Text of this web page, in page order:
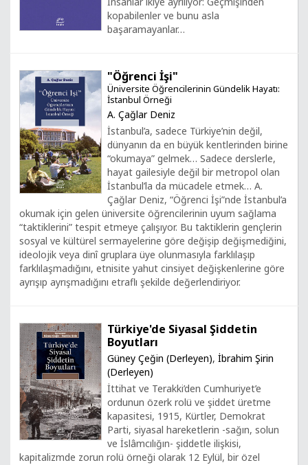
kopabilenler ve bunu asla
başaramayanlar…
"Öğrenci İşi"
Üniversite Öğrencilerinin Gündelik Hayatı:
İstanbul Örneği
A. Çağlar Deniz
İstanbul’a, sadece Türkiye’nin değil,
dünyanın da en büyük kentlerinden birine
“okumaya” gelmek… Sadece derslerle,
hayat gailesiyle değil bir metropol olan
İstanbul’la da mücadele etmek… A.
Çağlar Deniz, “Öğrenci İşi”nde İstanbul’a
okumak için gelen üniversite öğrencilerinin uyum sağlama
“taktiklerini” tespit etmeye çalışıyor. Bu taktiklerin gençlerin
sosyal ve kültürel sermayelerine göre değişip değişmediğini,
ideolojik veya dinî gruplara üye olunmasıyla farklılaşıp
farklılaşmadığını, etnisite yahut cinsiyet değişkenlerine göre
ayrışıp ayrışmadığını etraflı şekilde değerlendiriyor.
Türkiye'de Siyasal Şiddetin
Boyutları
Güney Çeğin (Derleyen), İbrahim Şirin
(Derleyen)
İttihat ve Terakki’den Cumhuriyet’e
ordunun özerk rolü ve şiddet üretme
kapasitesi, 1915, Kürtler, Demokrat
Parti, siyasal hareketlerin -sağın, solun
ve İslâmcılığın- şiddetle ilişkisi,
kapitalizmde zorun rolü örneği olarak 12 Eylül, bir özel